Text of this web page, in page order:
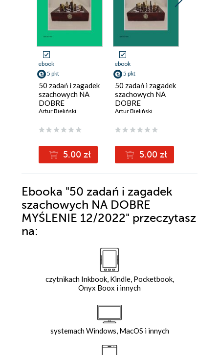
ebook
5 pkt
50 zadań i zagadek
szachowych NA
DOBRE
MYŚLENIE
Artur Bieliński
5.00 zł
ebook
5 pkt
50 zadań i zagadek
szachowych NA
DOBRE
MYŚLENIE
Artur Bieliński
5.00 zł
Ebooka "50 zadań i zagadek
szachowych NA DOBRE
MYŚLENIE 12/2022" przeczytasz
na:
czytnikach Inkbook, Kindle, Pocketbook,
Onyx Boox i innych
systemach Windows, MacOS i innych